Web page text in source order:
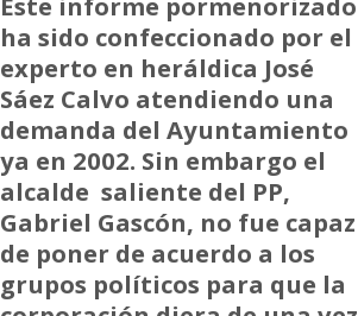
ha sido confeccionado por el
experto en heráldica José
Sáez Calvo atendiendo una
demanda del Ayuntamiento
ya en 2002. Sin embargo el
alcalde saliente del PP,
Gabriel Gascón, no fue capaz
de poner de acuerdo a los
grupos políticos para que la